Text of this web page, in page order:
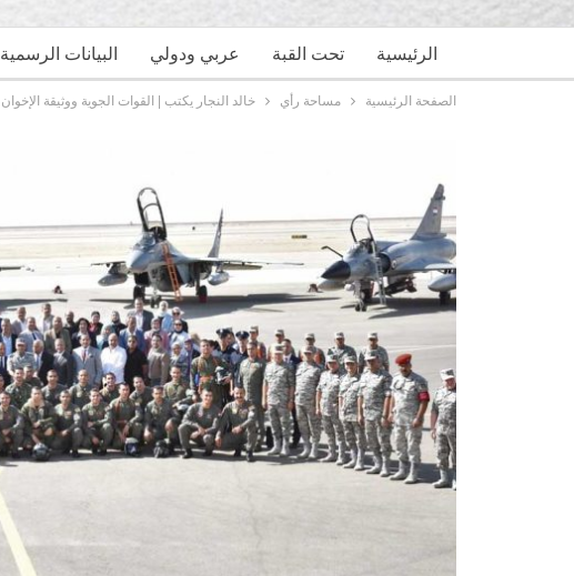
البيانات الرسمية عربي ودولي تحت القبة الرئيسية
الصفحة الرئيسية مساحة رأي خالد النجار يكتب | القوات الجوية ووثيقة الإخوان